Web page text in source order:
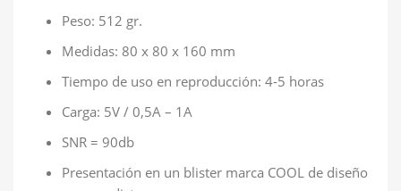
Peso: 512 gr.
Medidas: 80 x 80 x 160 mm
Tiempo de uso en reproducción: 4-5 horas
Carga: 5V / 0,5A – 1A
SNR = 90db
Presentación en un blister marca COOL de diseño